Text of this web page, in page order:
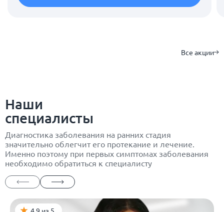
Все акции
Наши
специалисты
Диагностика заболевания на ранних стадия
значительно облегчит его протекание и лечение.
Именно поэтому при первых симптомах заболевания
необходимо обратиться к специалисту